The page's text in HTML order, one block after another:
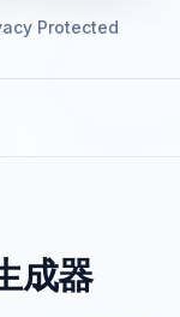
Protected
成器